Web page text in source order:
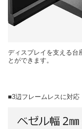
ディスプレイを支える台
とができます。
■3辺フレームレスに対応